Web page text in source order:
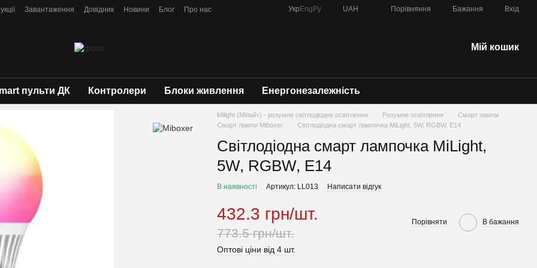
Завантаження Довідник Новини Блог
Про нас
Укр Eng Ру UAH Порівняння Бажання Вхід
Мій кошик
пульти ДК Контролери Блоки живлення Енергонезалежність
Milight (Мілайт) - розумне світлодіодне освітлення Розумне освітлення
Смарт лампи
Смарт лампи Miboxer
Світлодіодна смарт лампочка MiLight, 5W, RGBW, E14
Світлодіодна смарт лампочка MiLight,
5W, RGBW, E14
В наявності Артикул: LL013 Написати відгук
432.3 грн/шт.
773.5 грн/шт.
Порівняти В бажання
Оптові ціни від 4 шт.